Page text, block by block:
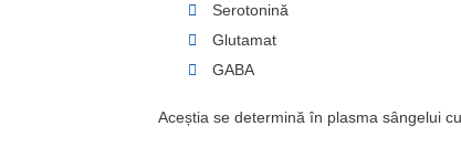
Serotonină
Glutamat
GABA
Aceștia se determină în plasma sângelui